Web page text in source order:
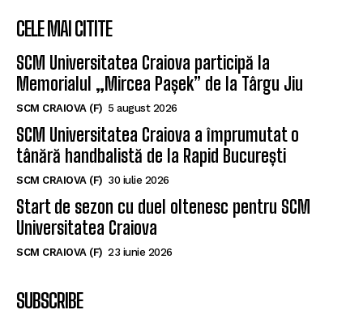
CELE MAI CITITE
SCM Universitatea Craiova participă la
Memorialul „Mircea Pașek” de la Târgu Jiu
SCM CRAIOVA (F) 5 august 2026
SCM Universitatea Craiova a împrumutat o
tânără handbalistă de la Rapid București
SCM CRAIOVA (F) 30 iulie 2026
Start de sezon cu duel oltenesc pentru SCM
Universitatea Craiova
SCM CRAIOVA (F) 23 iunie 2026
SUBSCRIBE